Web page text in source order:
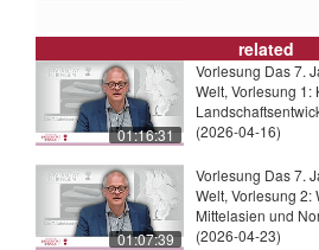
related
01:16:31
Vorlesung Das 7.
Welt, Vorlesung 1:
(2026-04-16)
01:07:39
Vorlesung Das 7.
Welt, Vorlesung 2:
Mittelasien und
(2026-04-23)